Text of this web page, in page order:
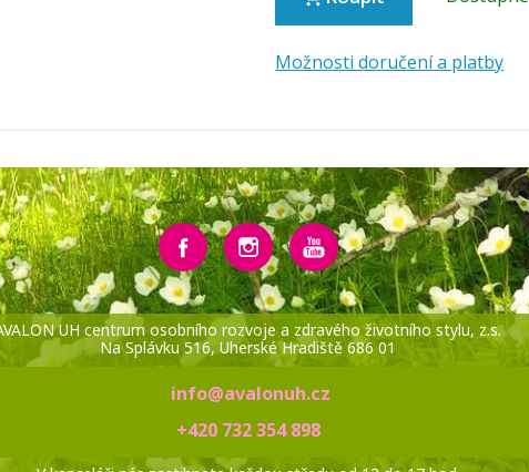
Možnosti doručení a platby
UH centrum osobního rozvoje a zdravého životního stylu, z.s.
Na Splávku 516, Uherské Hradiště 686 01
info@avalonuh.cz
+420 732 354 898